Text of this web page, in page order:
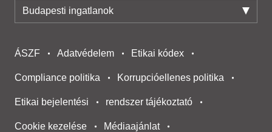
Budapesti ingatlanok
ÁSZF Adatvédelem Etikai kódex
Compliance politika Korrupcióellenes politika
Etikai bejelentési rendszer tájékoztató
Cookie kezelése Médiaajánlat